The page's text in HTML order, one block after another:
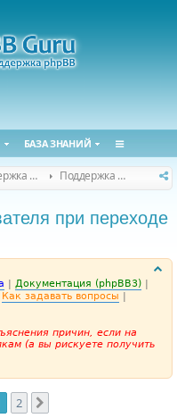
БАЗА ЗНАНИЙ
Поддержка phpBB Поддержка phpBB 3.3.x
при переходе
| Документация (phpBB3) |
Как задавать вопросы |
причин, если на
(а вы рискуете получить
2